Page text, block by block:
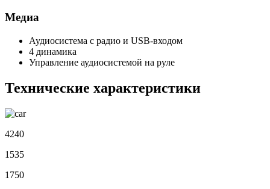
Медиа
Аудиосистема с радио и USB-входом
4 динамика
Управление аудиосистемой на руле
Технические характеристики
4240
1535
1750